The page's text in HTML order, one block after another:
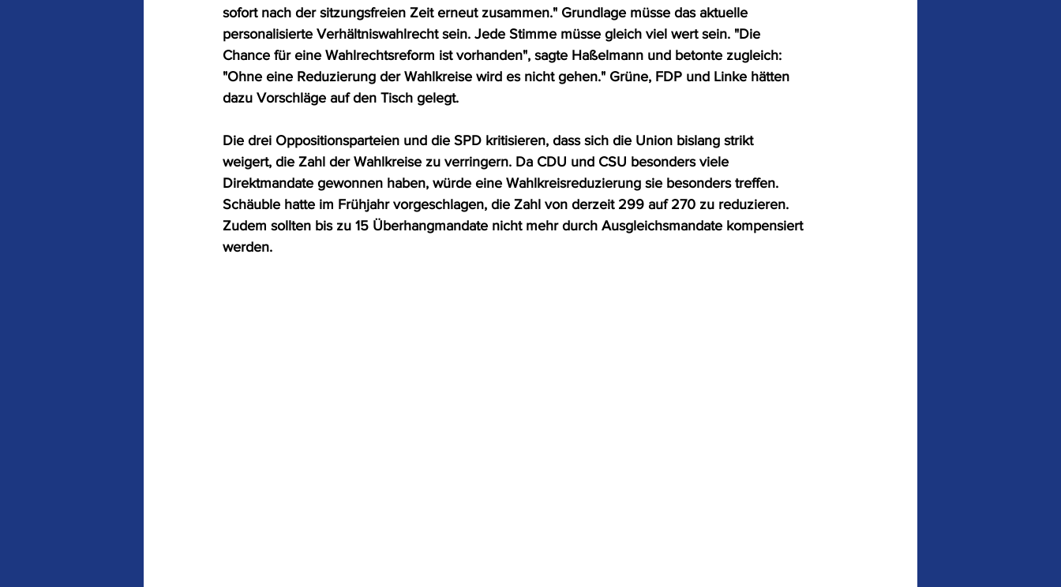
sofort nach der sitzungsfreien Zeit erneut zusammen." Grundlage müsse das aktuelle
personalisierte Verhältniswahlrecht sein. Jede Stimme müsse gleich viel wert sein. "Die
Chance für eine Wahlrechtsreform ist vorhanden", sagte Haßelmann und betonte zugleich:
"Ohne eine Reduzierung der Wahlkreise wird es nicht gehen." Grüne, FDP und Linke hätten
dazu Vorschläge auf den Tisch gelegt.
Die drei Oppositionsparteien und die SPD kritisieren, dass sich die Union bislang strikt
weigert, die Zahl der Wahlkreise zu verringern. Da CDU und CSU besonders viele
Direktmandate gewonnen haben, würde eine Wahlkreisreduzierung sie besonders treffen.
Schäuble hatte im Frühjahr vorgeschlagen, die Zahl von derzeit 299 auf 270 zu reduzieren.
Zudem sollten bis zu 15 Überhangmandate nicht mehr durch Ausgleichsmandate kompensiert
werden.